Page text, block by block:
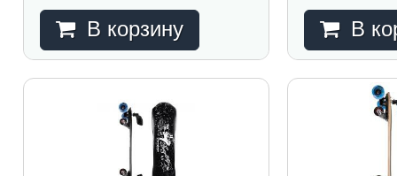
В корзину В